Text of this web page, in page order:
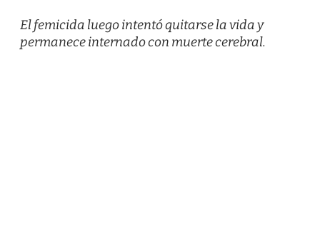
El femicida luego intentó quitarse la vida y
permanece internado con muerte cerebral.